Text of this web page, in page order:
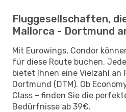
Fluggesellschaften,
Mallorca - Dortmund
Mit Eurowings, Condor
für diese Route buchen.
bietet Ihnen eine Vielzahl an
Dortmund (DTM). Ob
Class – finden Sie die
Bedürfnisse ab 39€.